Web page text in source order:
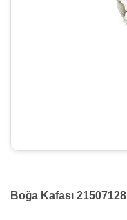
Boğa Kafası 21507128